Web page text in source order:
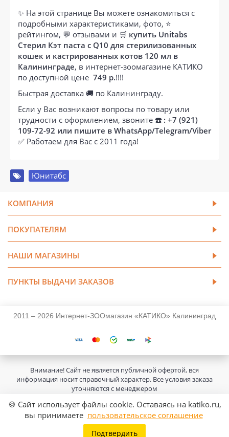
✨ На этой странице Вы можете ознакомиться с
подробными характеристиками, фото, ⭐
рейтингом, 💬 отзывами и 🛒 купить Unitabs
Стерил Кэт паста с Q10 для стерилизованных
кошек и кастрированных котов 120 мл в
Калининграде, в интернет-зоомагазине КАТИКО
по доступной цене 749 р.!!!!
Быстрая доставка 🚚 по Калининграду.
Если у Вас возникают вопросы по товару или
трудности с оформлением, звоните ☎️ : +7 (921)
109-72-92 или пишите в WhatsApp/Telegram/Viber
✅ Работаем для Вас с 2011 года!
Юнитабс
КОМПАНИЯ
ПОКУПАТЕЛЯМ
НАШИ МАГАЗИНЫ
ПУНКТЫ ВЫДАЧИ ЗАКАЗОВ
2011 – 2026 Интернет-ЗООмагазин «КАТИКО» Калининград
🍪 Сайт использует файлы cookie. Оставаясь на katiko.ru,
вы принимаете пользовательское соглашение
Подтвердить
Внимание! Сайт не является публичной офертой, вся
информация носит справочный характер. Все условия заказа
уточняются с менеджером